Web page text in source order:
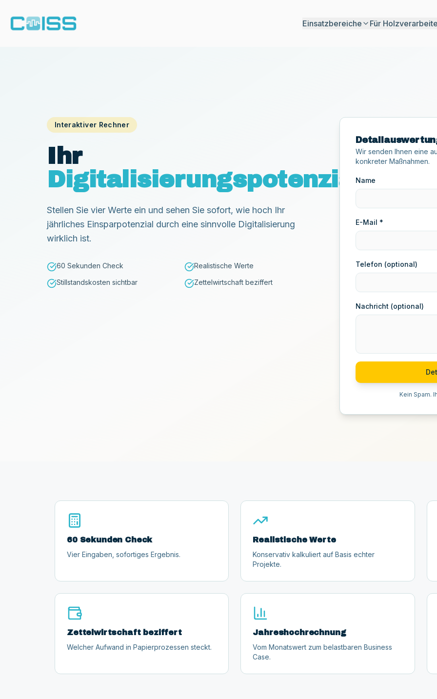
Einsatzbereiche Für
Interaktiver Rechner
Ihr
Digitalisierungspotenzial
Stellen Sie vier Werte ein und sehen Sie sofort, wie hoch Ihr
jährliches Einsparpotenzial durch eine sinnvolle Digitalisierung
wirklich ist.
60 Sekunden Check
Realistische Werte
Stillstandskosten sichtbar
Zettelwirtschaft beziffert
Wir senden Ihnen eine
konkreter Maßnahmen.
Name
E-Mail *
Telefon (optional)
Nachricht (optional)
Kein Spam.
60 Sekunden Check
Vier Eingaben, sofortiges Ergebnis.
Realistische Werte
Konservativ kalkuliert auf Basis echter
Projekte.
Zettelwirtschaft beziffert
Welcher Aufwand in Papierprozessen steckt.
Jahreshochrechnung
Vom Monatswert zum belastbaren Business
Case.